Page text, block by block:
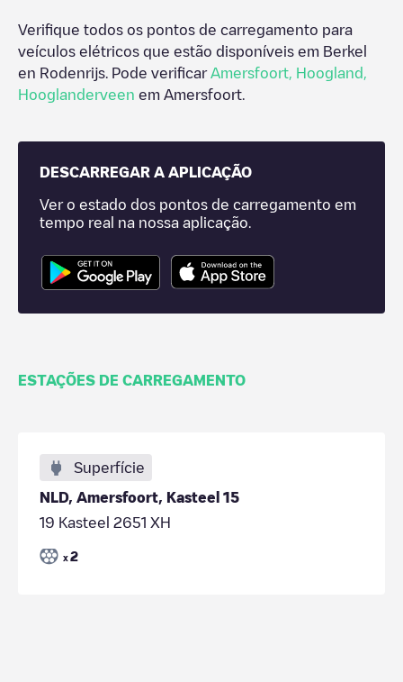
Verifique todos os pontos de carregamento para
veículos elétricos que estão disponíveis em Berkel
en Rodenrijs . Pode verificar Amersfoort Hoogland
Hooglanderveen em Amersfoort
DESCARREGAR A APLICAÇÃO
Ver o estado dos pontos de carregamento em
tempo real na nossa aplicação.
ESTAÇÕES DE CARREGAMENTO
Superfície
NLD, Amersfoort, Kasteel 15
19 Kasteel 2651 XH
x 2